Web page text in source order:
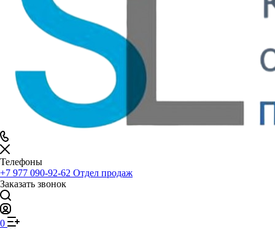
Телефоны
+7 977 090-92-62 Отдел продаж
Заказать звонок
0